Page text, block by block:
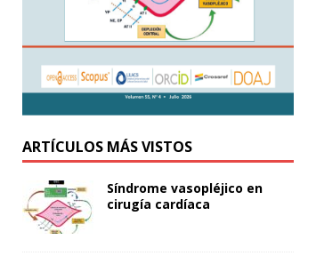
ARTÍCULOS MÁS VISTOS
Síndrome vasopléjico en
cirugía cardíaca